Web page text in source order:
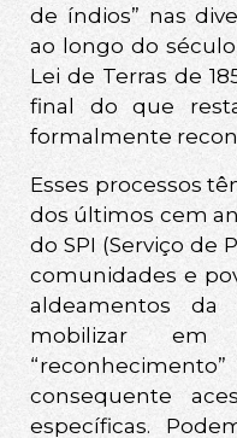
de índios” nas
ao longo do
Lei de Terras de
final do que
formalmente
Esses processos
dos últimos cem
do SPI (Serviço de
comunidades e
aldeamentos
mobilizar
consequente
específicas.